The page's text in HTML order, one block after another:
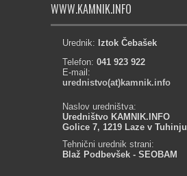
WWW.KAMNIK.INFO
Urednik: Iztok Čebašek
Telefon: 041 923 922
E-mail:
urednistvo(at)kamnik.info
Naslov uredništva:
Uredništvo KAMNIK.INFO
Golice 7, 1219 Laze v Tuhinju
Tehnični urednik strani:
Blaž Podbevšek - SEOBAM